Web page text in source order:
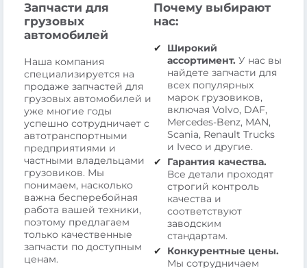
Запчасти для
грузовых
автомобилей
Наша компания
специализируется на
продаже запчастей для
грузовых автомобилей и
уже многие годы
успешно сотрудничает с
автотранспортными
предприятиями и
частными владельцами
грузовиков. Мы
понимаем, насколько
важна бесперебойная
работа вашей техники,
поэтому предлагаем
только качественные
запчасти по доступным
ценам.
Почему выбирают
нас:
Широкий
ассортимент. У нас вы
найдете запчасти для
всех популярных
марок грузовиков,
включая Volvo, DAF,
Mercedes-Benz, MAN,
Scania, Renault Trucks
и Iveco и другие.
Гарантия качества.
Все детали проходят
строгий контроль
качества и
соответствуют
заводским
стандартам.
Конкурентные цены.
Мы сотрудничаем